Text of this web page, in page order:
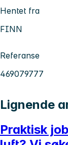
Hentet fra
FINN
Referanse
469079777
Lignende
Praktisk